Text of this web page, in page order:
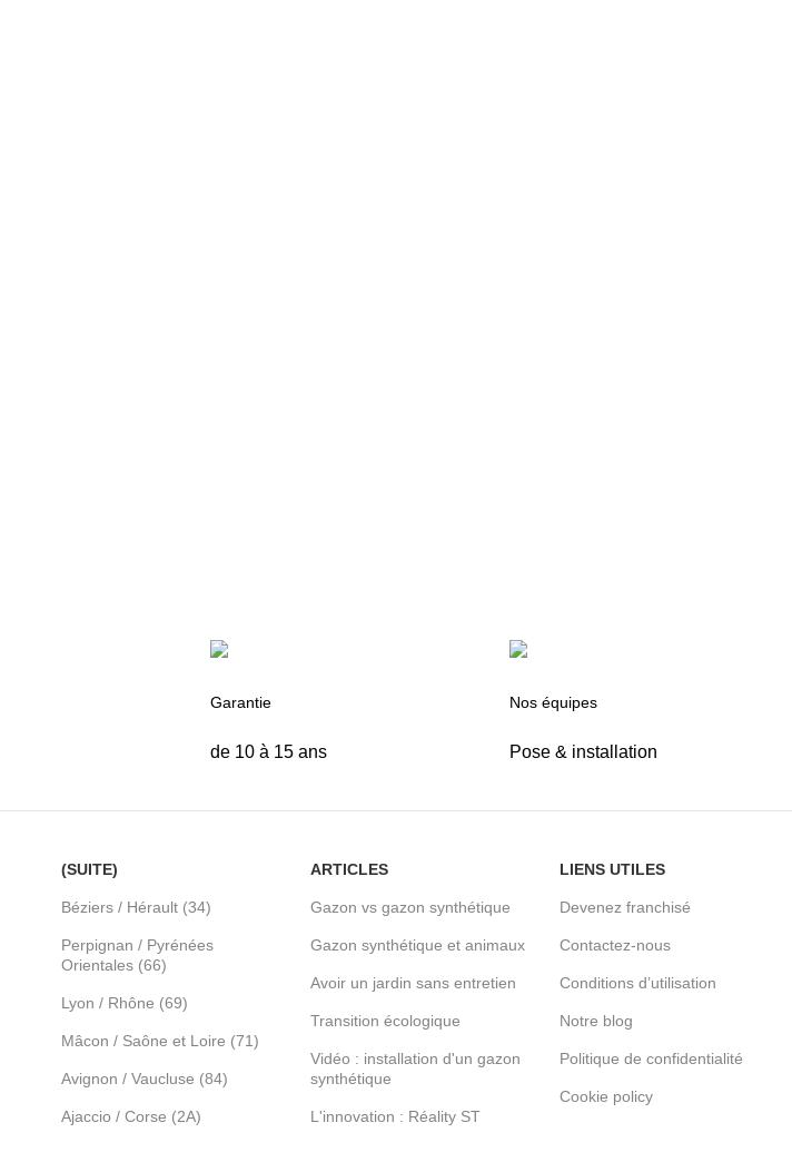
Garantie
de 10 à 15 ans
Nos équipes
Pose & installation
(SUITE)
Béziers / Hérault (34)
Perpignan / Pyrénées
Orientales (66)
Lyon / Rhône (69)
Mâcon / Saône et Loire (71)
Avignon / Vaucluse (84)
Ajaccio / Corse (2A)
ARTICLES
Gazon vs gazon synthétique
Gazon synthétique et animaux
Avoir un jardin sans entretien
Transition écologique
Vidéo : installation d'un gazon
synthétique
L'innovation : Réality ST
LIENS UTILES
Devenez franchisé
Contactez-nous
Conditions d’utilisation
Notre blog
Politique de confidentialité
Cookie policy